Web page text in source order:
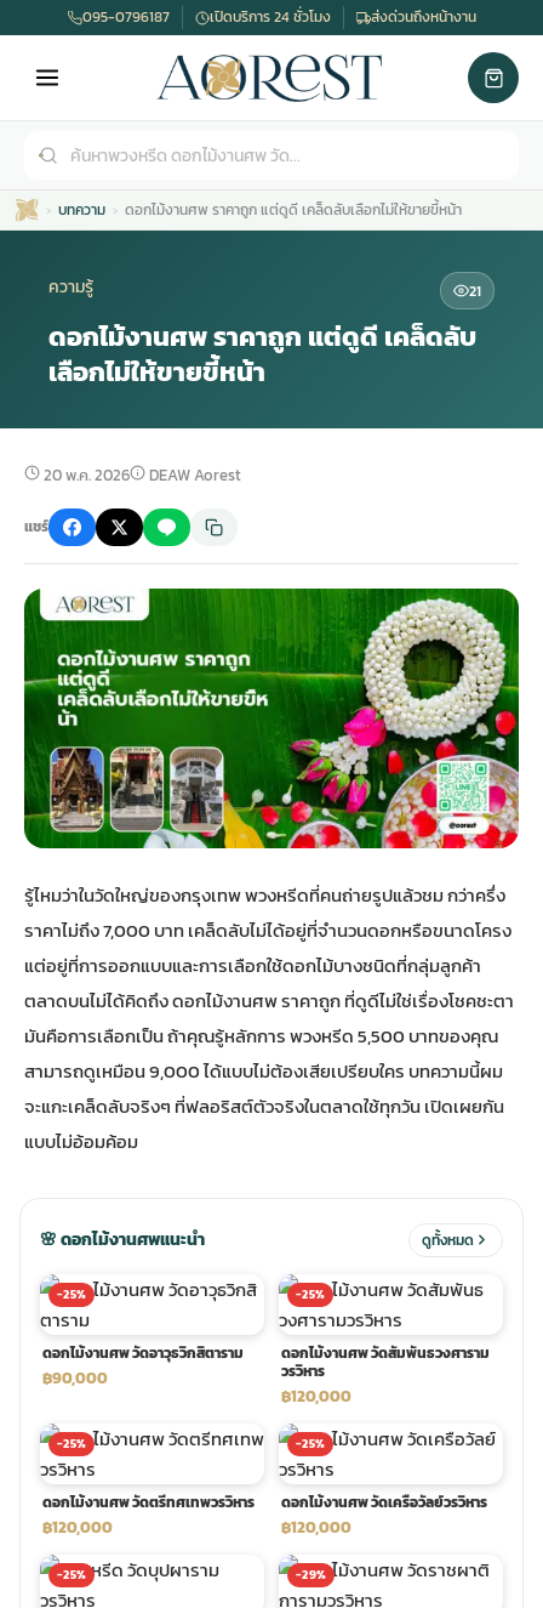
ดอกไม้หน้าศพ
จัดดอกไม้หน้าศพ
ดอกไม้หน้าหีบ
ดอกไม้หน้างานศพ
ดอกไม้หน้าโลง
จัดดอกไม้หน้ารูป
ดอกไม้ศพ
ดอกไม้งานศพ ส่งด่วน
ดอกไม้งานศพ กรุงเทพ
ร้านดอกไม้งานศพ ใกล้ฉัน
ดอกไม้งานศพ ราคาถูก
จัดดอกไม้งานศพ ราคา
ดอกไม้งานศพ ส่งฟรี
ดอกไม้งานศพ ออนไลน์
พวงหรีด กรุงเทพ
สั่งพวงหรีด
ร้านพวงหรีด
ดอกไม้พวงหรีด
พวงหรีดปทุม
พวงหรีดพระราม 2
พวงหรีด ปากคลองตลาด
พวงหรีดราคาถูก
พวงหรีดดอกไม้สด
พวงหรีดดอกไม้สด ราคาถูก
ส่งพวงหรีด ด่วน กรุงเทพ
ร้านพวงหรีด กรุงเทพ ส่งฟรี
พวงหรีด ปากคลองตลาด ราคา
พวงหรีด ส่งด่วน วันนี้
มรุสีขาว
ไม้หน้าเมรุ
กไม้หน้าเมรุ
น้าเมรุ ราคา
มรุ กรุงเทพ
หน้าเมรุ
ม้หน้าเมรุ
ระดับเมรุ
รุ ออนไลน์
มรุ ส่งด่วน
น้าเมรุ กรุงเทพ
ไม้งานแต่ง
ไม้งานแต่ง ราคาถูก
ไม้งานแต่ง กรุงเทพ
อกไม้งานแต่ง
ดอกไม้งานแต่ง
ไม้งานแต่ง แบบสวยๆ
พวงหรีดพัดลม
พวงหรีดพัดลม ราคาถูก
พวงหรีดพัดลม กรุงเทพ
พวงหรีดพัดลม ส่งด่วน
สั่งพวงหรีดพัดลม
ร้านพวงหรีดพัดลม
พวงหรีดพัดลม ปากคลองตลาด
พวงหรีดพัดลม แบบสวยๆ
รับจัดงานศพ
รับจัดงานศพ ครบวงจร
รับจัดงานศพ กรุงเทพ
แพ็คเกจจัดงานศพ
ค่าใช้จ่ายจัดงานศพ
จัดงานศพ วัด
ขั้นตอนจัดงานศพ
จัดงานศพ ราคาถูก
095-0796187 เปิดบริการ 24 ชั่วโมง ส่งด่วนถึงหน้างาน
บทความ ดอกไม้งานศพ ราคาถูก แต่ดูดี เคล็ดลับเลือกไม่ให้ขายขี้หน้า
ความรู้ 21
ดอกไม้งานศพ ราคาถูก แต่ดูดี เคล็ดลับ
เลือกไม่ให้ขายขี้หน้า
20 พ.ค. 2026 DEAW Aorest
แชร์
รู้ไหมว่าในวัดใหญ่ของกรุงเทพ พวงหรีดที่คนถ่ายรูปแล้วชม กว่าครึ่ง
ราคาไม่ถึง 7,000 บาท เคล็ดลับไม่ได้อยู่ที่จำนวนดอกหรือขนาดโครง
แต่อยู่ที่การออกแบบและการเลือกใช้ดอกไม้บางชนิดที่กลุ่มลูกค้า
ตลาดบนไม่ได้คิดถึง ดอกไม้งานศพ ราคาถูก ที่ดูดีไม่ใช่เรื่องโชคชะตา
มันคือการเลือกเป็น ถ้าคุณรู้หลักการ พวงหรีด 5,500 บาทของคุณ
สามารถดูเหมือน 9,000 ได้แบบไม่ต้องเสียเปรียบใคร บทความนี้ผม
จะแกะเคล็ดลับจริงๆ ที่ฟลอริสต์ตัวจริงในตลาดใช้ทุกวัน เปิดเผยกัน
แบบไม่อ้อมค้อม
🌸 ดอกไม้งานศพแนะนำ ดูทั้งหมด
-25%
ดอกไม้งานศพ วัดอาวุธวิกสิตาราม
฿90,000
-25%
ดอกไม้งานศพ วัดสัมพันธวงศาราม
วรวิหาร
฿120,000
-25%
ดอกไม้งานศพ วัดตรีทศเทพวรวิหาร
฿120,000
-25%
ดอกไม้งานศพ วัดเครือวัลย์วรวิหาร
฿120,000
-25% -29%